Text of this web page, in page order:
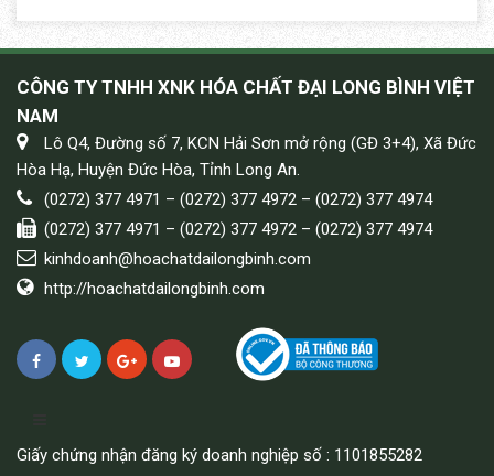
CÔNG TY TNHH XNK HÓA CHẤT ĐẠI LONG BÌNH VIỆT
NAM
Lô Q4, Đường số 7, KCN Hải Sơn mở rộng (GĐ 3+4), Xã Đức
Hòa Hạ, Huyện Đức Hòa, Tỉnh Long An.
(0272) 377 4971 – (0272) 377 4972 – (0272) 377 4974
(0272) 377 4971 – (0272) 377 4972 – (0272) 377 4974
kinhdoanh@hoachatdailongbinh.com
http://hoachatdailongbinh.com
Giấy chứng nhận đăng ký doanh nghiệp số : 1101855282